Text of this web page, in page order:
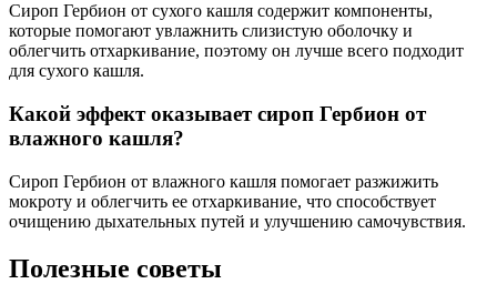
Сироп Гербион от сухого кашля содержит компоненты,
которые помогают увлажнить слизистую оболочку и
облегчить отхаркивание, поэтому он лучше всего подходит
для сухого кашля.
Какой эффект оказывает сироп Гербион от
влажного кашля?
Сироп Гербион от влажного кашля помогает разжижить
мокроту и облегчить ее отхаркивание, что способствует
очищению дыхательных путей и улучшению самочувствия.
Полезные советы